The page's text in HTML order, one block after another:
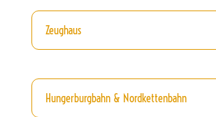
Zeughaus
Hungerburgbahn & Nordkettenbahn